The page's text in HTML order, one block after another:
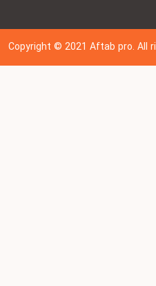
Copyright © 202 1Aftab pro. All